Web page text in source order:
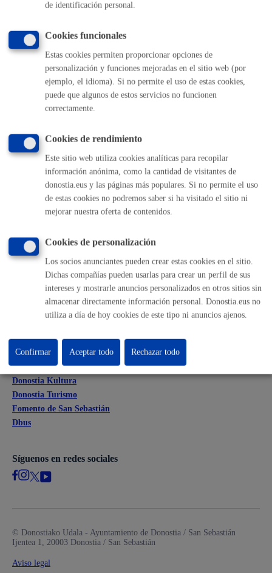
MÁQUINA
Volver al índice Volver atrás
Comunícate con el Ayuntamiento de Donostia / San
Sebastián
010(gratuito desde Donostia / San Sebastián)
(+34) 943 481 000
Buzón de la ciudadanía
Informar de un error en la web
Enlaces útiles
Ofertas de empleo
Perfil del contratante
Mapas - GeoDonostia
Sala de prensa
Donostia Kirola
Donostia Kultura
Donostia Turismo
Fomento de San Sebastián
Dbus
Síguenos en redes sociales
© Donostiako Udala - Ayuntamiento de Donostia / San Sebastián
Ijentea 1, 20003 Donostia / San Sebastián
Aviso legal
de identificación personal.
Cookies funcionales
Estas cookies permiten proporcionar opciones de
personalización y funciones mejoradas en el sitio web (por
ejemplo, el idioma). Si no permite el uso de estas cookies,
puede que algunos de estos servicios no funcionen
correctamente.
Cookies de rendimiento
Este sitio web utiliza cookies analíticas para recopilar
información anónima, como la cantidad de visitantes de
donostia.eus y las páginas más populares. Si no permite el uso
de estas cookies no podremos saber si ha visitado el sitio ni
mejorar nuestra oferta de contenidos.
Cookies de personalización
Los socios anunciantes pueden crear estas cookies en el sitio.
Dichas compañías pueden usarlas para crear un perfil de sus
intereses y mostrarle anuncios personalizados en otros sitios sin
almacenar directamente información personal. Donostia.eus no
utiliza a día de hoy cookies de este tipo ni anuncios ajenos.
Rechazar todo
Confirmar Aceptar todo